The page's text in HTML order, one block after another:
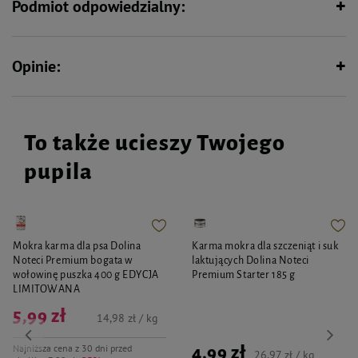
bezpieczeństwa a zdjęcie szelek wymaga pomocy człowieka Stanowią
Podmiot odpowiedzialny:
Opinie:
To także ucieszy Twojego
pupila
Mokra karma dla psa Dolina
Noteci Premium bogata w
wołowinę puszka 400 g EDYCJA
LIMITOWANA
Najniższa cena z 30 dni przed
5,99 zł 14,98 zł / kg
Karma mokra dla szczeniąt i suk
laktujących Dolina Noteci
Premium Starter 185 g
4,99 zł 26,97 zł / kg